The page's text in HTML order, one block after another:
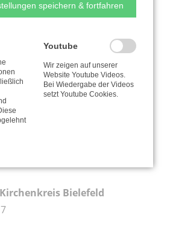
der
Bielefeld
speichern & fortfahren
Youtube
Wir zeigen auf unserer
Website Youtube Videos.
Bei Wiedergabe der Videos
setzt Youtube Cookies.